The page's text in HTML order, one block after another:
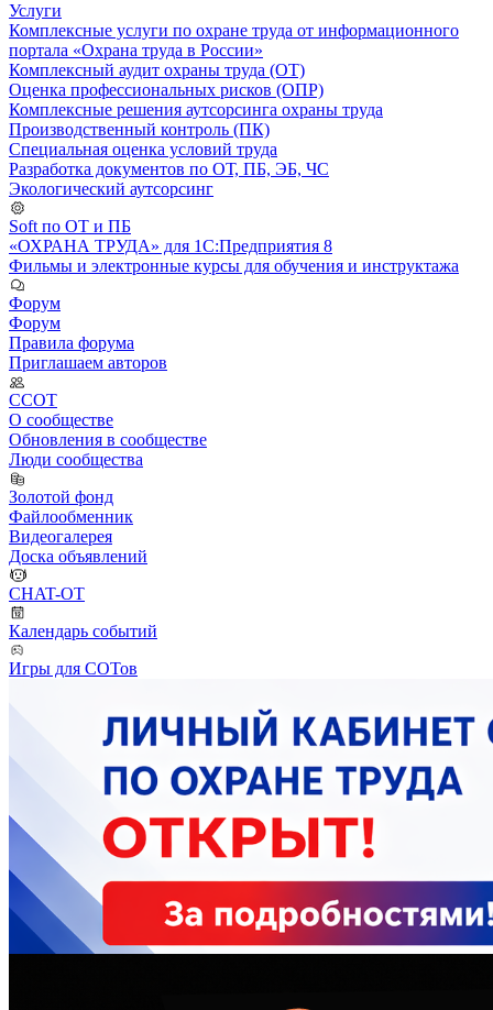
Услуги
Комплексные услуги по охране труда от информационного
портала «Охрана труда в России»
Комплексный аудит охраны труда (ОТ)
Оценка профессиональных рисков (ОПР)
Комплексные решения аутсорсинга охраны труда
Производственный контроль (ПК)
Специальная оценка условий труда
Разработка документов по ОТ, ПБ, ЭБ, ЧС
Экологический аутсорсинг
Soft по ОТ и ПБ
«ОХРАНА ТРУДА» для 1С:Предприятия 8
Фильмы и электронные курсы для обучения и инструктажа
Форум
Форум
Правила форума
Приглашаем авторов
ССОТ
О сообществе
Обновления в сообществе
Люди сообщества
Золотой фонд
Файлообменник
Видеогалерея
Доска объявлений
CHAT-OT
Календарь событий
Игры для СОТов